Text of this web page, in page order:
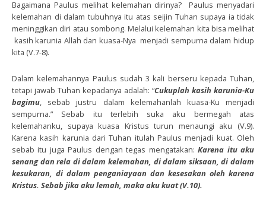
Bagaimana Paulus melihat kelemahan dirinya? Paulus menyadari
kelemahan di dalam tubuhnya itu atas seijin Tuhan supaya ia tidak
meninggikan diri atau sombong. Melalui kelemahan kita bisa melihat
kasih karunia Allah dan kuasa-Nya menjadi sempurna dalam hidup
kita (V.7-8).
Dalam kelemahannya Paulus sudah 3 kali berseru kepada Tuhan,
tetapi jawab Tuhan kepadanya adalah: “Cukuplah kasih karunia-Ku
bagimu, sebab justru dalam kelemahanlah kuasa-Ku menjadi
sempurna.” Sebab itu terlebih suka aku bermegah atas
kelemahanku, supaya kuasa Kristus turun menaungi aku (V.9).
Karena kasih karunia dari Tuhan itulah Paulus menjadi kuat. Oleh
sebab itu juga Paulus dengan tegas mengatakan:Karena itu aku
senang dan rela di dalam kelemahan, di dalam siksaan, di dalam
kesukaran, di dalam penganiayaan dan kesesakan oleh karena
Kristus. Sebab jika aku lemah, maka aku kuat (V.10).